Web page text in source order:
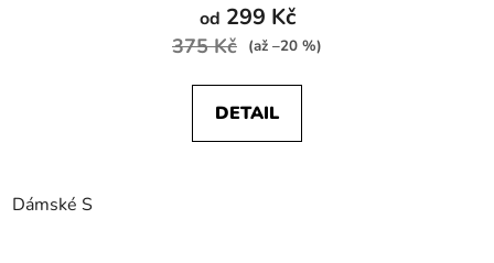
od 299 Kč
375 Kč (až –20 %)
DETAIL
Dámské S